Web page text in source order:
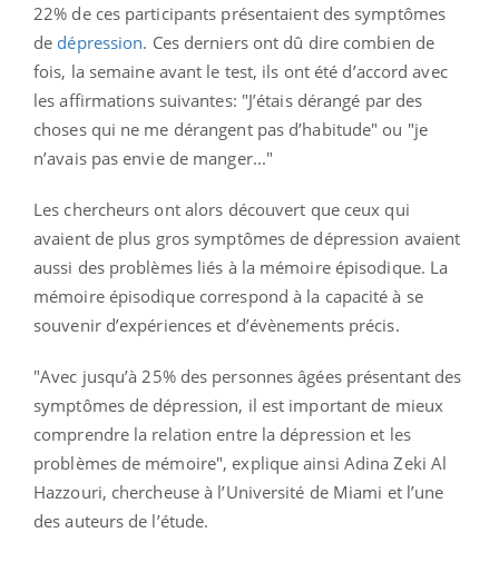
22% de ces participants présentaient des symptômes
de dépression. Ces derniers ont dû dire combien de
fois, la semaine avant le test, ils ont été d’accord avec
les affirmations suivantes: "J’étais dérangé par des
choses qui ne me dérangent pas d’habitude" ou "je
n’avais pas envie de manger..."
Les chercheurs ont alors découvert que ceux qui
avaient de plus gros symptômes de dépression avaient
aussi des problèmes liés à la mémoire épisodique. La
mémoire épisodique correspond à la capacité à se
souvenir d’expériences et d’évènements précis.
"Avec jusqu’à 25% des personnes âgées présentant des
symptômes de dépression, il est important de mieux
comprendre la relation entre la dépression et les
problèmes de mémoire", explique ainsi Adina Zeki Al
Hazzouri, chercheuse à l’Université de Miami et l’une
des auteurs de l’étude.